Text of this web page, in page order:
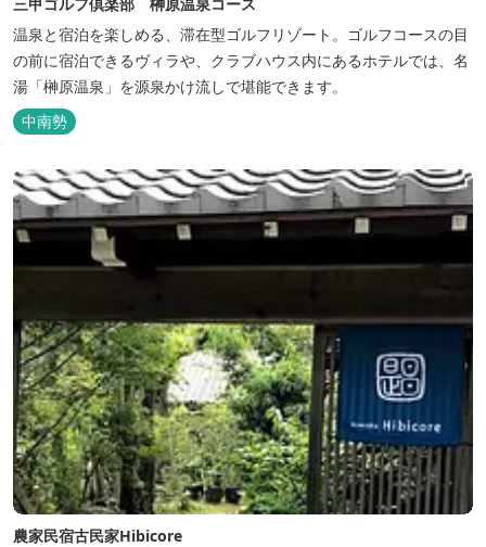
三甲ゴルフ倶楽部 榊原温泉コース
温泉と宿泊を楽しめる、滞在型ゴルフリゾート。ゴルフコースの目
の前に宿泊できるヴィラや、クラブハウス内にあるホテルでは、名
湯「榊原温泉」を源泉かけ流しで堪能できます。
中南勢
農家民宿古民家Hibicore